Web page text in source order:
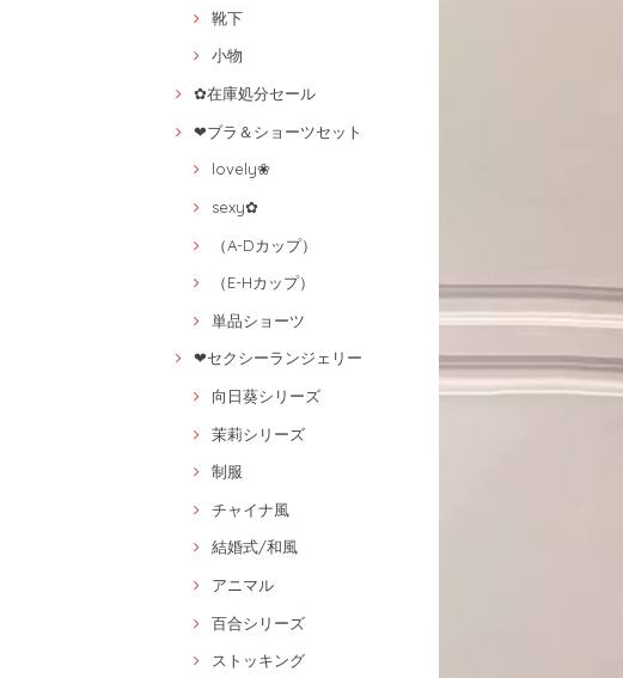
靴下
小物
✿在庫処分セール
❤ブラ＆ショーツセット
lovely❀
sexy✿
（A-Dカップ）
（E-Hカップ）
単品ショーツ
❤セクシーランジェリー
向日葵シリーズ
茉莉シリーズ
制服
チャイナ風
結婚式/和風
アニマル
百合シリーズ
ストッキング